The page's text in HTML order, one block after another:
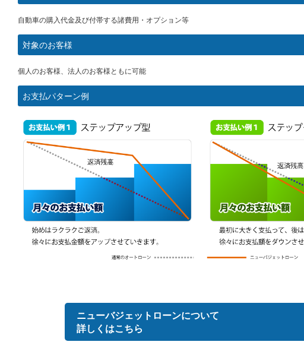
自動車の購入代金及び付帯する諸費用・オプション等
対象のお客様
個人のお客様、法人のお客様ともに可能
お支払パターン例
ニューバジェットローンについて
詳しくはこちら